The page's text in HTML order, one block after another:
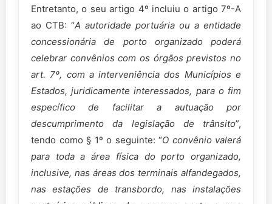
Entretanto, o seu artigo 4º incluiu o artigo 7º-A
ao CTB: “A autoridade portuária ou a entidade
concessionária de porto organizado poderá
celebrar convênios com os órgãos previstos no
art. 7º, com a interveniência dos Municípios e
Estados, juridicamente interessados, para o fim
específico de facilitar a autuação por
descumprimento da legislação de trânsito”,
tendo como § 1º o seguinte: “O convênio valerá
para toda a área física do porto organizado,
inclusive, nas áreas dos terminais alfandegados,
nas estações de transbordo, nas instalações